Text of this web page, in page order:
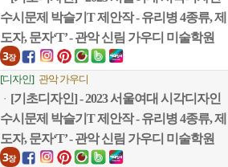
수시문제 박슬기T 제안작 - 유리병 4종류, 제
도자, 문자‘T’ - 관악 신림 가우디 미술학원
3장
[디자인] 관악 가우디
ㆍ [기초디자인] - 2023 서울여대 시각디자인
수시문제 박슬기T 제안작 - 유리병 4종류, 제
도자, 문자‘T’ - 관악 신림 가우디 미술학원
3장